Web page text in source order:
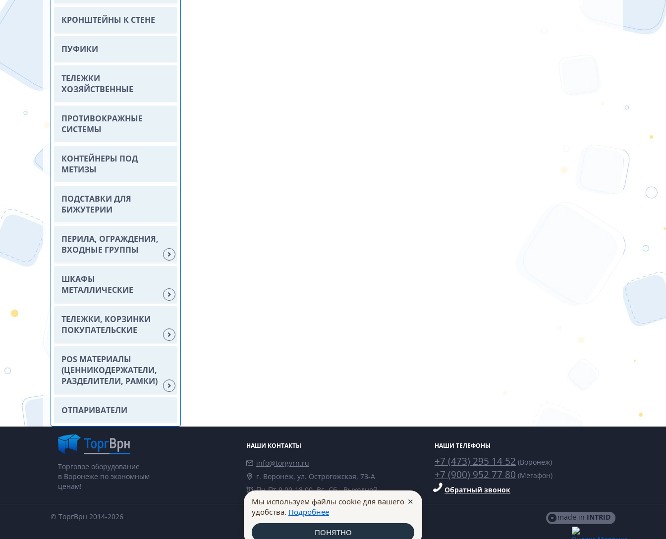
КРОНШТЕЙНЫ К СТЕНЕ
ПУФИКИ
ТЕЛЕЖКИ
ХОЗЯЙСТВЕННЫЕ
ПРОТИВОКРАЖНЫЕ
СИСТЕМЫ
КОНТЕЙНЕРЫ ПОД
МЕТИЗЫ
ПОДСТАВКИ ДЛЯ
БИЖУТЕРИИ
ПЕРИЛА, ОГРАЖДЕНИЯ,
ВХОДНЫЕ ГРУППЫ
ШКАФЫ
МЕТАЛЛИЧЕСКИЕ
ТЕЛЕЖКИ, КОРЗИНКИ
ПОКУПАТЕЛЬСКИЕ
POS МАТЕРИАЛЫ
(ЦЕННИКОДЕРЖАТЕЛИ,
РАЗДЕЛИТЕЛИ, РАМКИ)
ОТПАРИВАТЕЛИ
Торговое оборудование
в Воронеже по экономным
ценам!
НАШИ КОНТАКТЫ
info@torgvrn.ru
г. Воронеж, ул. Острогожская, 73-А
Пн-Пт 9.00-18.00, Вс, Сб - Выходной
НАШИ ТЕЛЕФОНЫ
+7 (473) 295 14 52 (Воронеж)
+7 (900) 952 77 80 (Мегафон)
Обратный звонок
made in INTRID
© ТоргВрн 2014-2026
Мы используем файлы cookie для вашего
удобства. Подробнее
✕
ПОНЯТНО